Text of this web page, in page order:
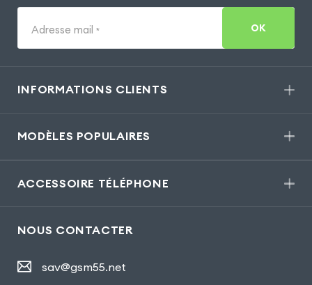
Adresse mail * OK
INFORMATIONS CLIENTS
MODÈLES POPULAIRES
ACCESSOIRE TÉLÉPHONE
NOUS CONTACTER
sav@gsm55.net